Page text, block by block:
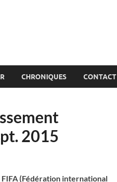
CHRONIQUES CONTACT
2015
FIFA (Fédération international